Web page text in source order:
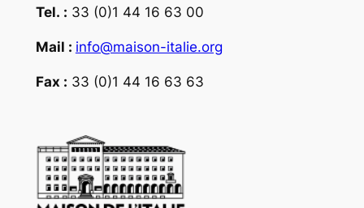
Tel. : 33 (0)1 44 16 63 00
Mail : info@maison-italie.org
Fax : 33 (0)1 44 16 63 63